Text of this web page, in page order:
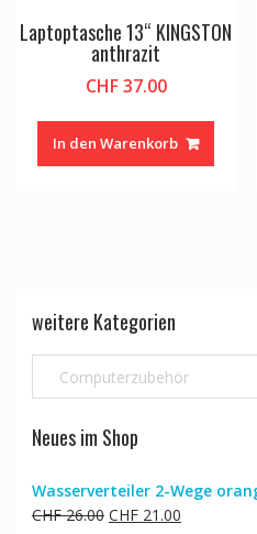
Laptoptasche 13“ KINGSTON
anthrazit
CHF37.00
In den Warenkorb
weitere Kategorien
Computerzubehör
Neues im Shop
Wasserverteiler 2-Wege
CHF26.00 Ursprünglicher
CHF21.00Aktueller